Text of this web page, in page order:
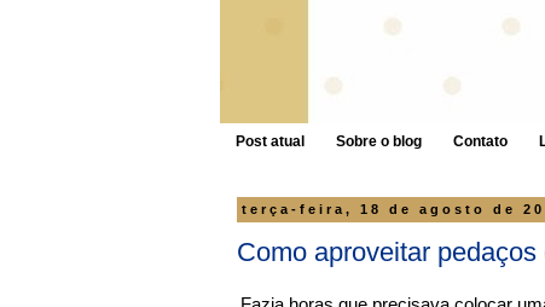
Post atual Sobre o blog Contato
terça-feira, 18 de agosto de
Como aproveitar